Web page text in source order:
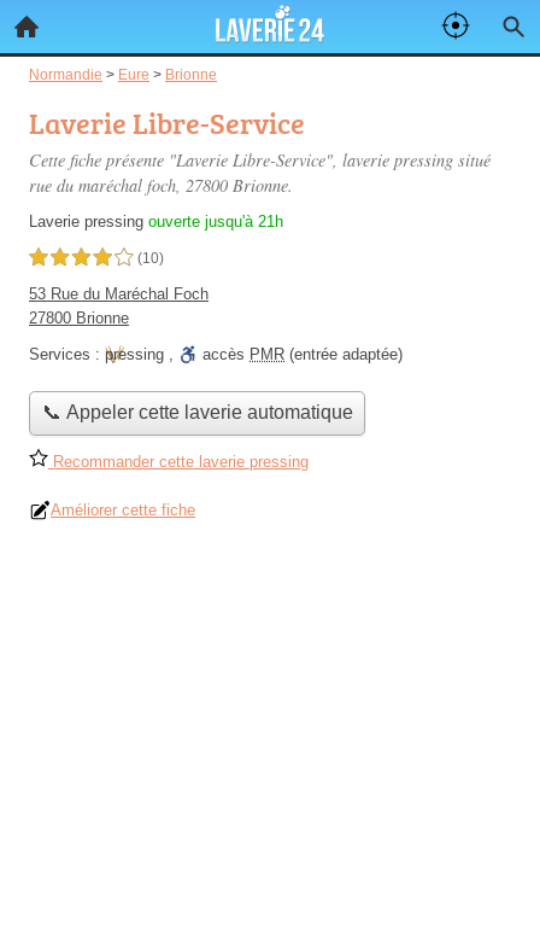
Normandie > Eure > Brionne
Laverie Libre-Service
Cette fiche présente "Laverie Libre-Service", laverie pressing situé
rue du maréchal foch, 27800 Brionne.
Laverie pressing ouverte jusqu'à 21h
4,0 étoiles sur 5 (10)
53 Rue du Maréchal Foch
27800 Brionne
Services : pressing , accès PMR (entrée adaptée)
📞 Appeler cette laverie automatique
Recommander cette laverie pressing
Améliorer cette fiche